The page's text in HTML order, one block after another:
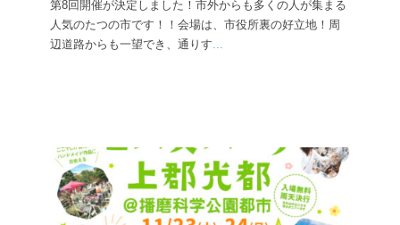
第8回開催が決定しました！市外からも多くの人が集まる
人気のたつの市です！！会場は、市役所裏の好立地！周
辺道路からも一望でき、通りす...